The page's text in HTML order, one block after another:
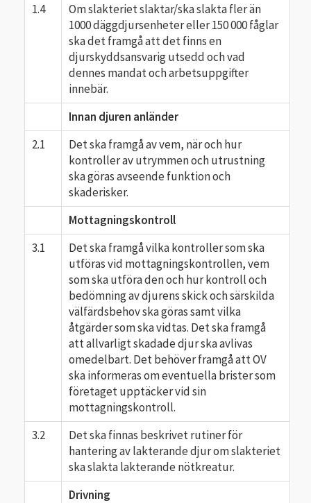
1.4
Om slakteriet slaktar/ska slakta fler än
1000 däggdjursenheter eller 150 000 fåglar
ska det framgå att det finns en
djurskyddsansvarig utsedd och vad
dennes mandat och arbetsuppgifter
innebär.
Innan djuren anländer
2.1
Det ska framgå av vem, när och hur
kontroller av utrymmen och utrustning
ska göras avseende funktion och
skaderisker.
Mottagningskontroll
3.1
Det ska framgå vilka kontroller som ska
utföras vid mottagningskontrollen, vem
som ska utföra den och hur kontroll och
bedömning av djurens skick och särskilda
välfärdsbehov ska göras samt vilka
åtgärder som ska vidtas. Det ska framgå
att allvarligt skadade djur ska avlivas
omedelbart. Det behöver framgå att OV
ska informeras om eventuella brister som
företaget upptäcker vid sin
mottagningskontroll.
3.2
Det ska finnas beskrivet rutiner för
hantering av lakterande djur om slakteriet
ska slakta lakterande nötkreatur.
Drivning